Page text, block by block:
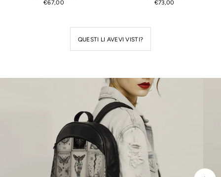
€67,00
€73,00
QUESTI LI AVEVI VISTI?